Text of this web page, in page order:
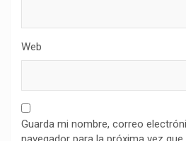
Web
Guarda mi nombre, correo